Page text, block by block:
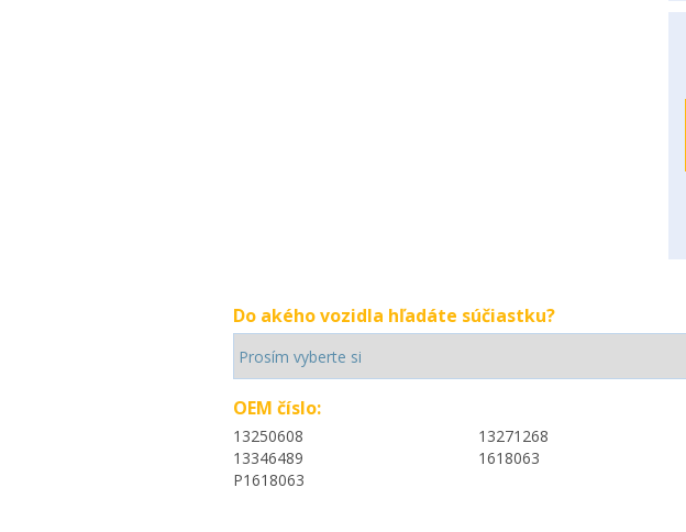
Do akého vozidla hľadáte súčiastku?
OEM číslo:
13250608
13271268
13346489
1618063
P1618063